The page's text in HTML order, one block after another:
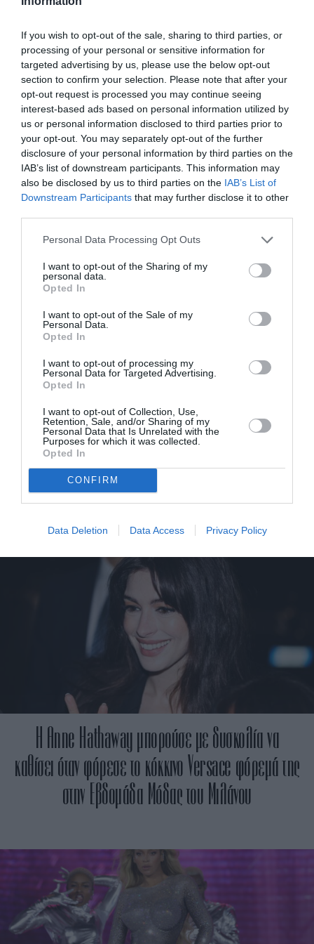
If you wish to opt-out of the sale, sharing to third parties, or
processing of your personal or sensitive information for
targeted advertising by us, please use the below opt-out
section to confirm your selection. Please note that after your
opt-out request is processed you may continue seeing
interest-based ads based on personal information utilized by
us or personal information disclosed to third parties prior to
your opt-out. You may separately opt-out of the further
disclosure of your personal information by third parties on the
IAB’s list of downstream participants. This information may
also be disclosed by us to third parties on the IAB’s List of
Downstream Participants that may further disclose it to other
Personal Data Processing Opt Outs
I want to opt-out of the Sharing of my
personal data.
Opted In
I want to opt-out of the Sale of my
Personal Data.
Opted In
I want to opt-out of processing my
Personal Data for Targeted Advertising.
Opted In
I want to opt-out of Collection, Use,
Retention, Sale, and/or Sharing of my
Personal Data that Is Unrelated with the
Purposes for which it was collected.
Opted In
CONFIRM
Data Deletion Data Access Privacy Policy
By Mcteam
ADVERTISEMENT - CONTINUE READING BELOW
H Anne Hathaway και ο Cillian Murphy στη νέα
καμπάνια Versace Icons
H Anne Hathaway μπορούσε με δυσκολία να
καθίσει όταν φόρεσε το κόκκινο Versace φόρεμά της
στην Εβδομάδα Μόδας του Μιλάνου